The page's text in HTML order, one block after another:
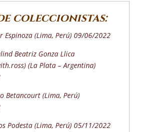
coleccionistas:
Espinoza (Lima, Perú) 09/06/2022
Beatriz Gonza Llica
(La Plata – Argentina)
Betancourt (Lima, Perú)
Podesta (Lima, Perú) 05/11/2022